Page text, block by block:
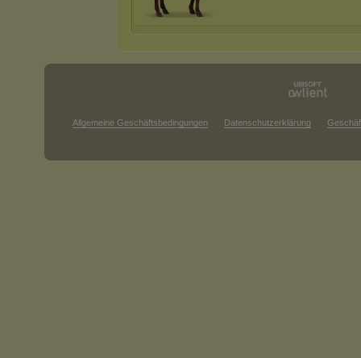
Allgemeine Geschäftsbedingungen Datenschutzerklärung